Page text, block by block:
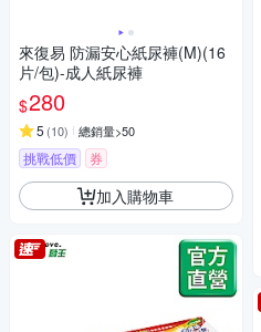
來復易 防漏安心紙尿褲(M)(16
片/包)-成人紙尿褲
$280
5 (10) 總銷量>50
挑戰低價 券
加入購物車